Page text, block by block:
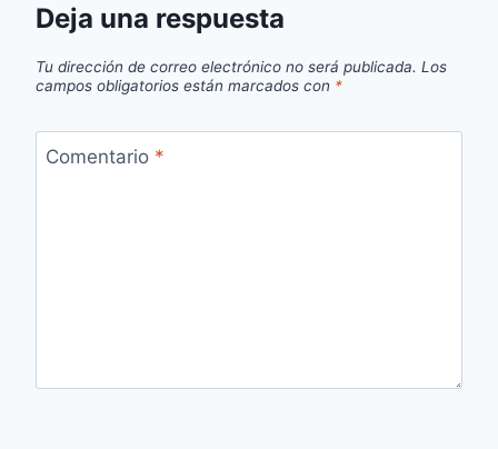
Deja una respuesta
Tu dirección de correo electrónico no será publicada. Los
campos obligatorios están marcados con *
Comentario *